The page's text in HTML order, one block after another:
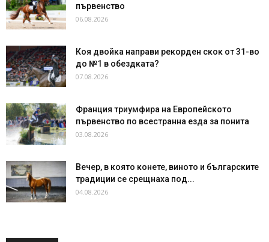
първенство
06.08.2026
Коя двойка направи рекорден скок от 31-во
до №1 в обездката?
07.08.2026
Франция триумфира на Европейското
първенство по всестранна езда за понита
03.08.2026
Вечер, в която конете, виното и българските
традиции се срещнаха под...
04.08.2026